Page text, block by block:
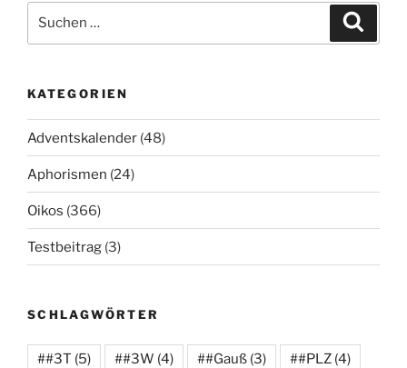
nach:
KATEGORIEN
Adventskalender (48)
Aphorismen (24)
Oikos (366)
Testbeitrag (3)
SCHLAGWÖRTER
##3T (5) ##3W (4) ##Gauß (3) ##PLZ (4)